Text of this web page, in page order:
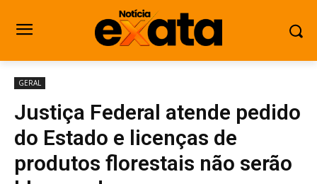
GERAL
Justiça Federal atende pedido
do Estado e licenças de
produtos florestais não serão